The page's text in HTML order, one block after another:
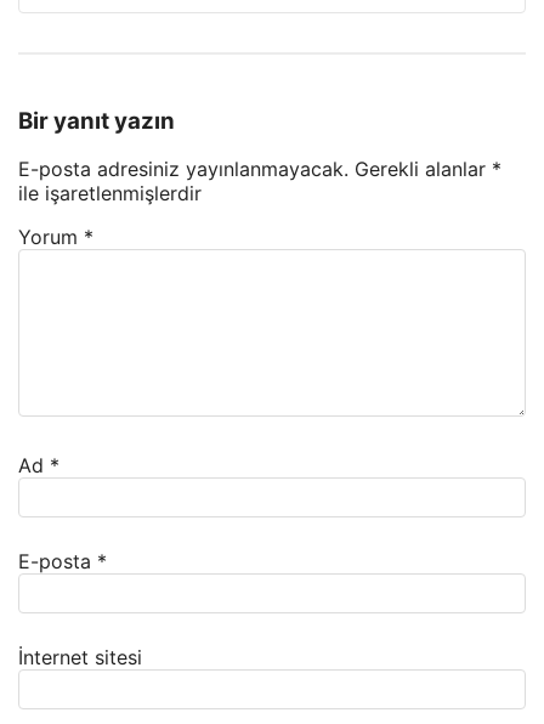
Bir yanıt yazın
E-posta adresiniz yayınlanmayacak. Gerekli alanlar *
ile işaretlenmişlerdir
Yorum *
Ad *
E-posta *
İnternet sitesi